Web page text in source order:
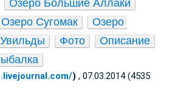
Озеро Большие Аллаки
Озеро Сугомак
Озеро
Фото
Описание
) , 07.03.2014 (4535